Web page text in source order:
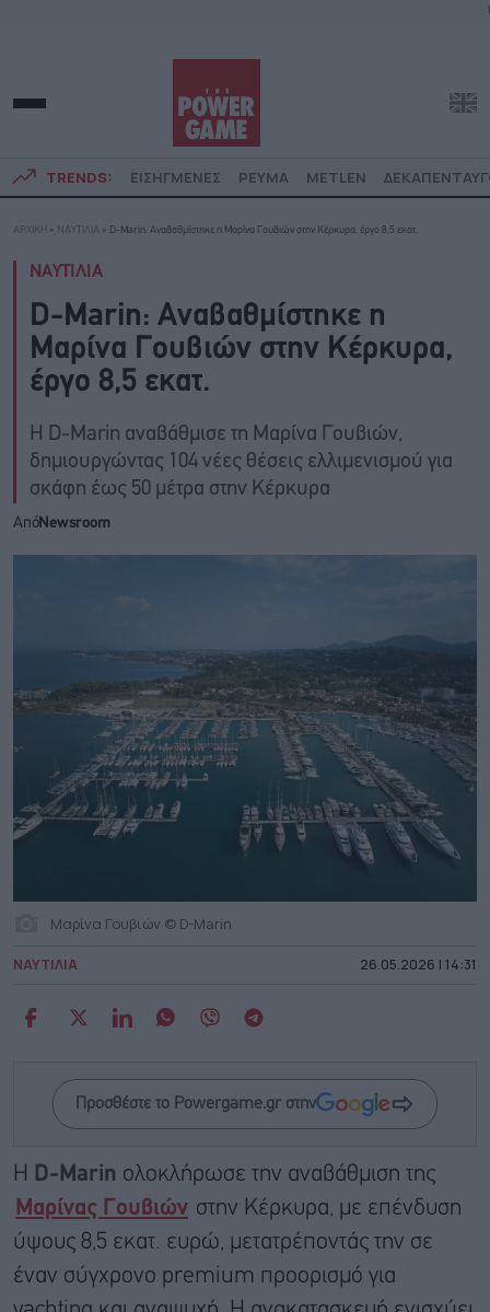
TRENDS: ΕΙΣΗΓΜΕΝΕΣ ΡΕΥΜΑ METLEN
ΑΡΧΙΚΗ » ΝΑΥΤΙΛΙΑ » D-Marin: Αναβαθμίστηκε η Μαρίνα Γουβιών στην Κέρκυρα, έργο 8,5 εκατ.
ΝΑΥΤΙΛΙΑ
D-Marin: Αναβαθμίστηκε η
Μαρίνα Γουβιών στην Κέρκυρα,
έργο 8,5 εκατ.
Η D-Marin αναβάθμισε τη Μαρίνα Γουβιών,
δημιουργώντας 104 νέες θέσεις ελλιμενισμού για
σκάφη έως 50 μέτρα στην Κέρκυρα
ΑπόNewsroom
Μαρίνα Γουβιών © D-Marin
ΝΑΥΤΙΛΙΑ 26.05.2026 | 14:31
Προσθέστε το Powergame.gr στην
Η D-Marin ολοκλήρωσε την αναβάθμιση της
Μαρίνας Γουβιών στην Κέρκυρα, με επένδυση
ύψους 8,5 εκατ. ευρώ, μετατρέποντάς την σε
έναν σύγχρονο premium προορισμό για